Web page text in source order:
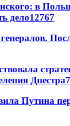
в
дело12767
Днестра
Путина